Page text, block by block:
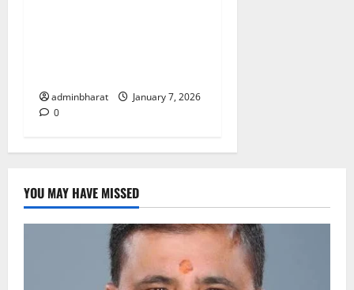
adminbharat
January 7, 2026
0
YOU MAY HAVE MISSED